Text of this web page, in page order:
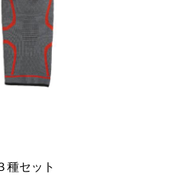
種セット